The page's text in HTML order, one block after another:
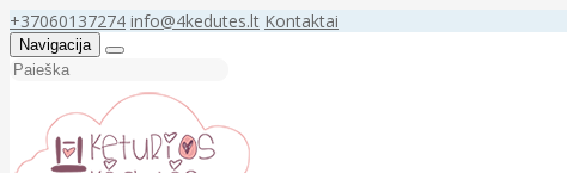
+37060137274 info@4kedutes.lt Kontaktai
Navigacija